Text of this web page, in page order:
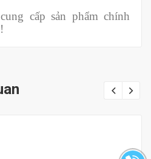
cấp sản phẩm chính